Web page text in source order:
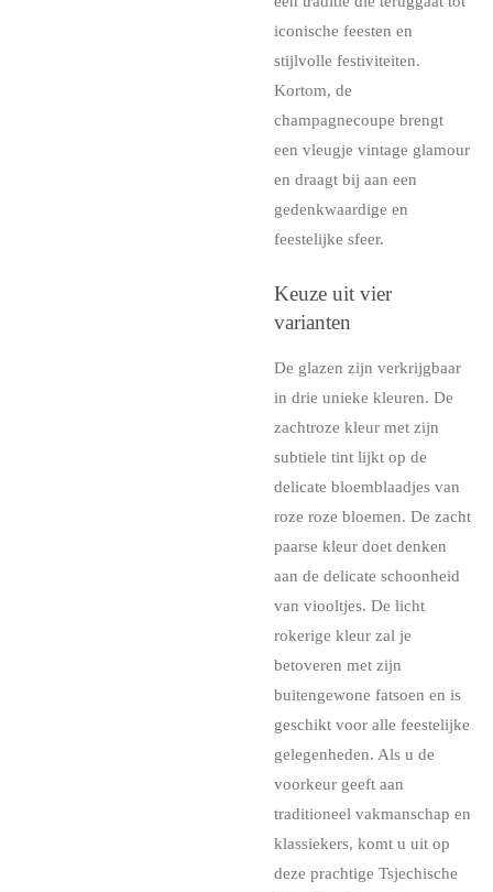
iconische feesten en
stijlvolle festiviteiten.
Kortom, de
champagnecoupe brengt
een vleugje vintage glamour
en draagt bij aan een
gedenkwaardige en
feestelijke sfeer.
Keuze uit vier
varianten
De glazen zijn verkrijgbaar
in drie unieke kleuren. De
zachtroze kleur met zijn
subtiele tint lijkt op de
delicate bloemblaadjes van
roze roze bloemen. De zacht
paarse kleur doet denken
aan de delicate schoonheid
van viooltjes. De licht
rokerige kleur zal je
betoveren met zijn
buitengewone fatsoen en is
geschikt voor alle feestelijke
gelegenheden. Als u de
voorkeur geeft aan
traditioneel vakmanschap en
klassiekers, komt u uit op
deze prachtige Tsjechische